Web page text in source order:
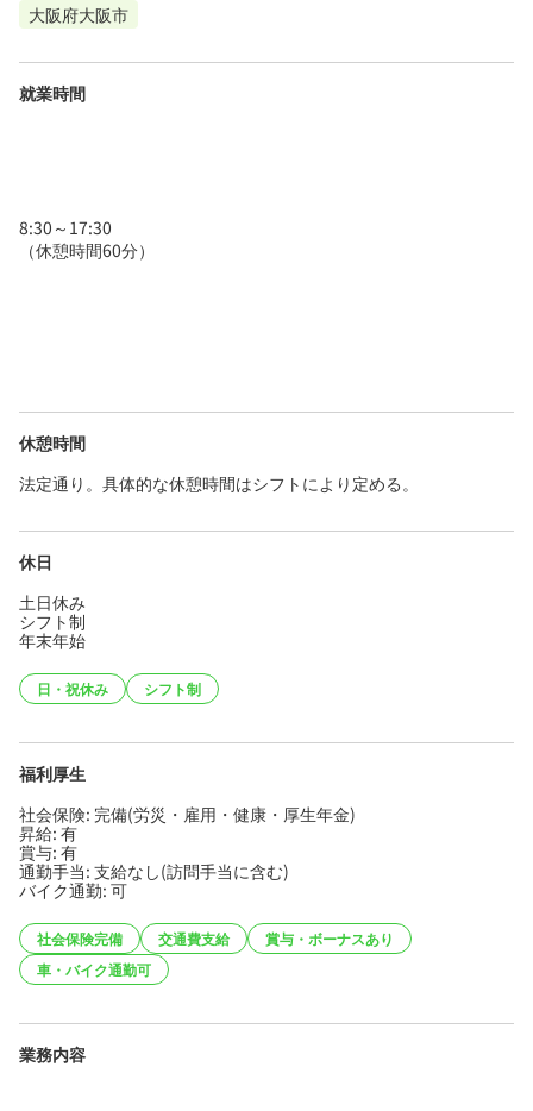
大阪府大阪市
就業時間
8:30～17:30
（休憩時間60分）
休憩時間
法定通り。具体的な休憩時間はシフトにより定める。
休日
土日休み
シフト制
年末年始
日・祝休み シフト制
福利厚生
社会保険: 完備(労災・雇用・健康・厚生年金)
昇給: 有
賞与: 有
通勤手当: 支給なし(訪問手当に含む)
バイク通勤: 可
社会保険完備 交通費支給
賞与・ボーナスあり
車・バイク通勤可
業務内容